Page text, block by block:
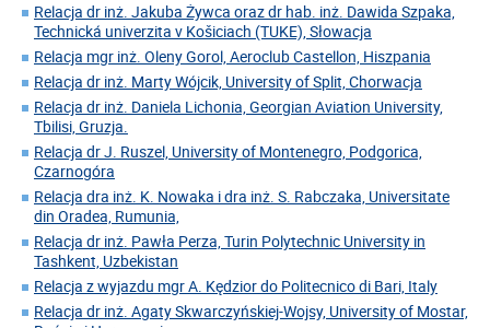
Relacja dr inż. Jakuba Żywca oraz dr hab. inż. Dawida Szpaka,
Technická univerzita v Košiciach (TUKE), Słowacja
Relacja mgr inż. Oleny Gorol, Aeroclub Castellon, Hiszpania
Relacja dr inż. Marty Wójcik, University of Split, Chorwacja
Relacja dr inż. Daniela Lichonia, Georgian Aviation University,
Tbilisi, Gruzja.
Relacja dr J. Ruszel, University of Montenegro, Podgorica,
Czarnogóra
Relacja dra inż. K. Nowaka i dra inż. S. Rabczaka, Universitate
din Oradea, Rumunia,
Relacja dr inż. Pawła Perza, Turin Polytechnic University in
Tashkent, Uzbekistan
Relacja z wyjazdu mgr A. Kędzior do Politecnico di Bari, Italy
Relacja dr inż. Agaty Skwarczyńskiej-Wojsy, University of Mostar,